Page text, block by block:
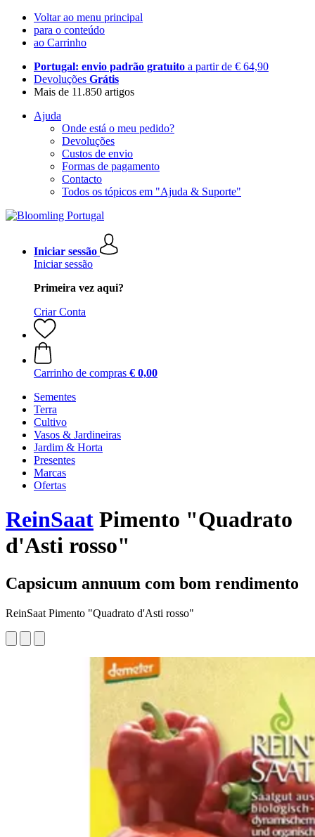
Voltar ao menu principal
para o conteúdo
ao Carrinho
Portugal: envio padrão gratuito a partir de € 64,90
Devoluções Grátis
Mais de 11.850 artigos
Ajuda
Onde está o meu pedido?
Devoluções
Custos de envio
Formas de pagamento
Contacto
Todos os tópicos em "Ajuda & Suporte"
Iniciar sessão
Iniciar sessão
Primeira vez aqui?
Criar Conta
Carrinho de compras € 0,00
Sementes
Terra
Cultivo
Vasos & Jardineiras
Jardim & Horta
Presentes
Marcas
Ofertas
ReinSaat Pimento "Quadrato
d'Asti rosso"
Capsicum annuum com bom rendimento
ReinSaat Pimento "Quadrato d'Asti rosso"